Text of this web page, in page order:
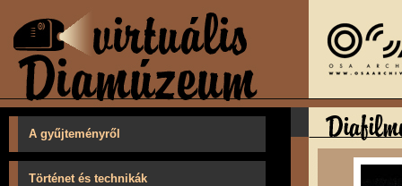
A gyűjteményről
Történet és technikák